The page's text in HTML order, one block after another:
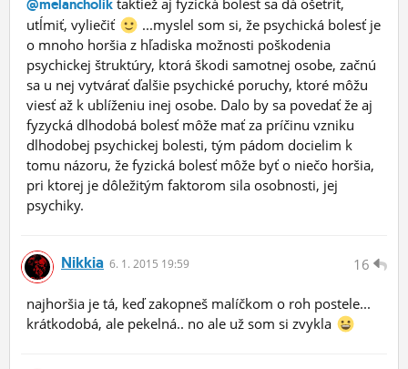
@melancholik
utĺmiť, vyliečiť
...myslel som si, že psychická bolesť je
o mnoho horšia z hľadiska možnosti poškodenia
psychickej štruktúry, ktorá škodi samotnej osobe, začnú
sa u nej vytvárať ďalšie psychické poruchy, ktoré môžu
viesť až k ublíženiu inej osobe. Dalo by sa povedať že aj
fyzycká dlhodobá bolesť môže mať za príčinu vzniku
dlhodobej psychickej bolesti, tým pádom docielim k
tomu názoru, že fyzická bolesť môže byť o niečo horšia,
pri ktorej je dôležitým faktorom sila osobnosti, jej
psychiky.
16
Nikkia 6. 1. 2015 19:59
najhoršia je tá, keď zakopneš malíčkom o roh postele...
krátkodobá, ale pekelná.. no ale už som si zvykla